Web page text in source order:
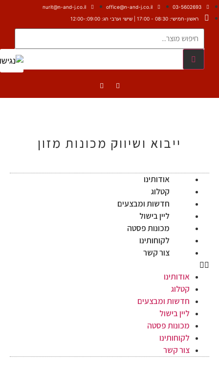
03-5602693
office@n-and-j.co.il
nurit@n-and-j.co.il
ראשון-חמישי: 08:30 - 17:00 | שישי וערבי חג: 09:00:-12:00
ייבוא ושיווק מכונות מזון
אודותינו
קטלוג
חדשות ומבצעים
ליין בישול
מכונות פסטה
לקוחותינו
צור קשר
אודותינו
קטלוג
חדשות ומבצעים
ליין בישול
מכונות פסטה
לקוחותינו
צור קשר